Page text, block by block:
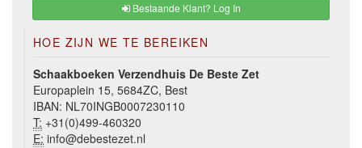
Bestaande Klant? Log In
HOE ZIJN WE TE BEREIKEN
Schaakboeken Verzendhuis De Beste Zet
Europaplein 15, 5684ZC, Best
IBAN: NL70INGB0007230110
T: +31(0)499-460320
E: info@debestezet.nl